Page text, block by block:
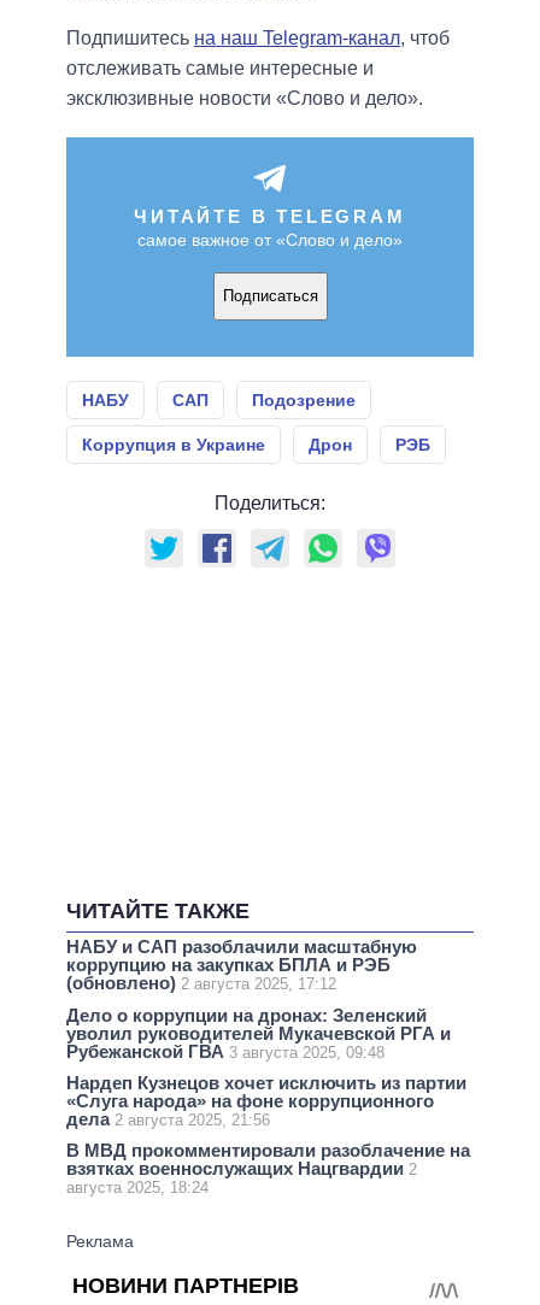
Подпишитесь на наш Telegram-канал, чтоб
отслеживать самые интересные и
эксклюзивные новости «Слово и дело».
ЧИТАЙТЕ В TELEGRAM
самое важное от «Слово и дело»
Подписаться
НАБУ САП Подозрение
Коррупция в Украине Дрон РЭБ
Поделиться:
ЧИТАЙТЕ ТАКЖЕ
НАБУ и САП разоблачили масштабную
коррупцию на закупках БПЛА и РЭБ
(обновлено) 2 августа 2025, 17:12
Дело о коррупции на дронах: Зеленский
уволил руководителей Мукачевской РГА и
Рубежанской ГВА 3 августа 2025, 09:48
Нардеп Кузнецов хочет исключить из партии
«Слуга народа» на фоне коррупционного
дела 2 августа 2025, 21:56
В МВД прокомментировали разоблачение на
взятках военнослужащих Нацгвардии 2
августа 2025, 18:24